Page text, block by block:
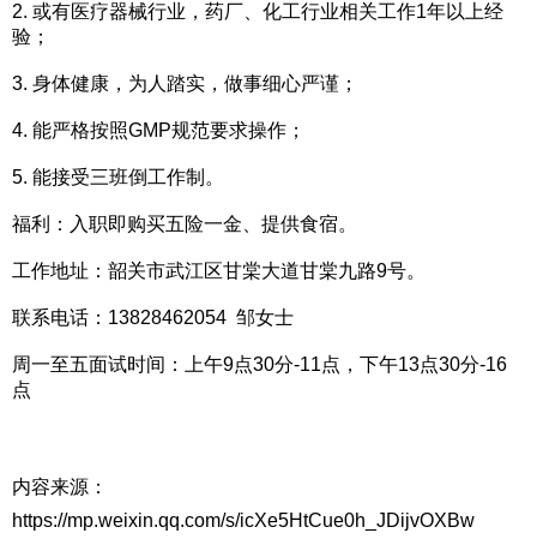
2. 或有医疗器械行业，药厂、化工行业相关工作1年以上经
验；
3. 身体健康，为人踏实，做事细心严谨；
4. 能严格按照GMP规范要求操作；
5. 能接受三班倒工作制。
福利：入职即购买五险一金、提供食宿。
工作地址：韶关市武江区甘棠大道甘棠九路9号。
联系电话：13828462054 邹女士
周一至五面试时间：上午9点30分-11点，下午13点30分-16
点
内容来源：
https://mp.weixin.qq.com/s/icXe5HtCue0h_JDijvOXBw